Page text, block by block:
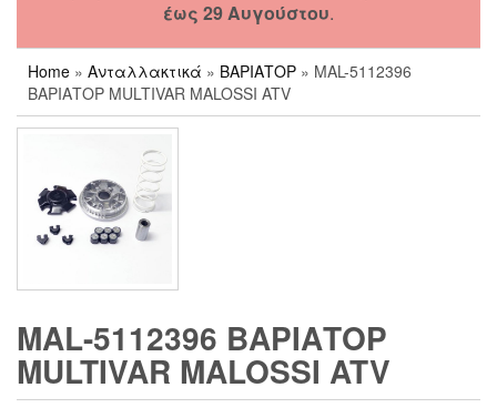
έως 29 Αυγούστου.
Home » Ανταλλακτικά » ΒΑΡΙΑΤΟΡ » MAL-5112396
ΒΑΡΙΑΤΟΡ MULTIVAR MALOSSI ATV
MAL-5112396 ΒΑΡΙΑΤΟΡ
MULTIVAR MALOSSI ATV